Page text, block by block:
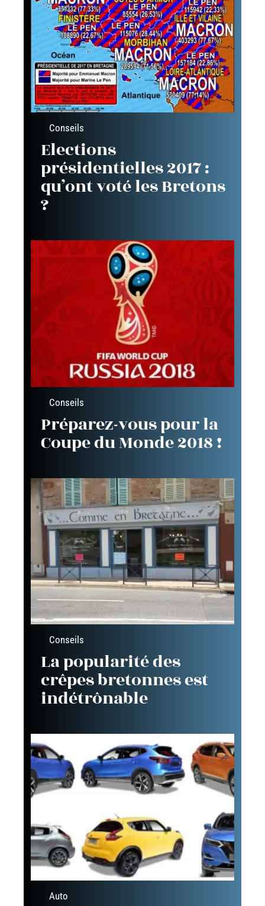
Conseils
Elections
présidentielles 2017 :
qu’ont voté les Bretons
?
Conseils
Préparez-vous pour la
Coupe du Monde 2018 !
Conseils
La popularité des
crêpes bretonnes est
indétrônable
Auto